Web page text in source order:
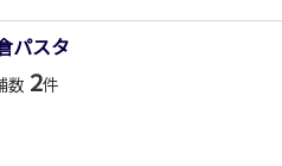
パスタ
数 2件